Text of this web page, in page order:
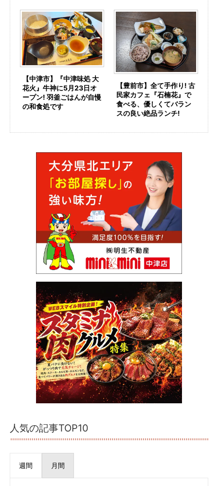
【中津市】『中津味処 大
花火』牛神に5月23日オ
ープン! 羽釜ごはんが自慢
の和食処です
【豊前市】全て手作り! 古
民家カフェ『石楠花』で
食べる、優しくてバラン
スの良い絶品ランチ!
人気の記事TOP10
週間 月間